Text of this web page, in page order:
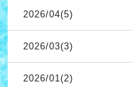
2026/04(5)
2026/03(3)
2026/01(2)